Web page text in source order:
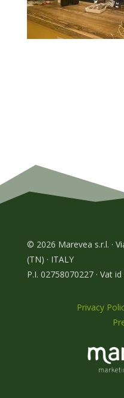
© 2026 Marevea s.r.l. ·
(TN) · ITALY
P.I. 02758070227 · Vat
Privacy